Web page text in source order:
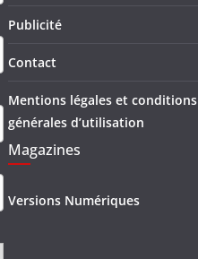
Publicité
Contact
Mentions légales et conditions
générales d’utilisation
Magazines
Versions Numériques